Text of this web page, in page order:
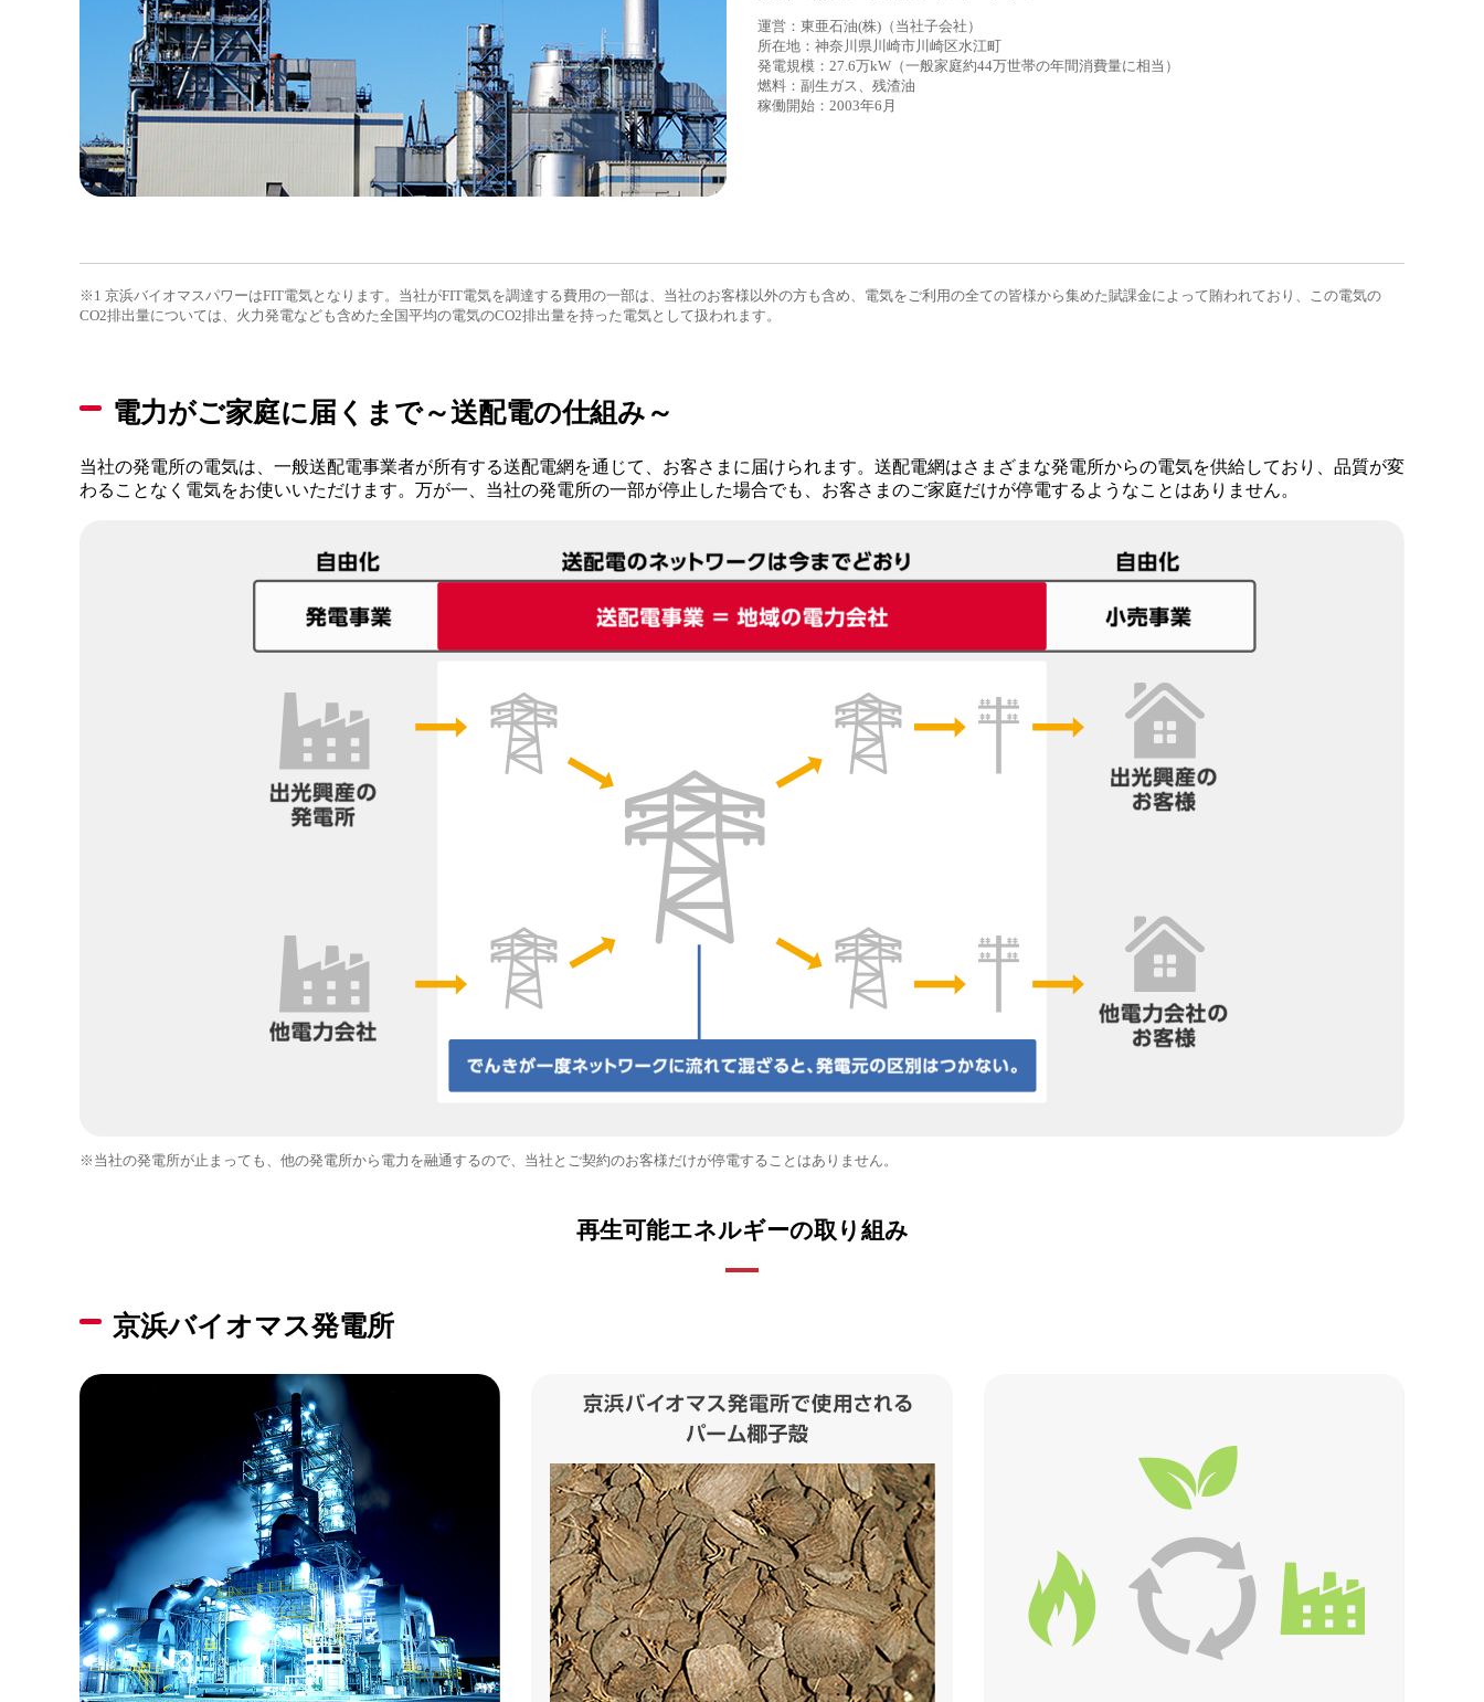
運営：東亜石油(株)（当社子会社）
所在地：神奈川県川崎市川崎区水江町
発電規模：27.6万kW（一般家庭約44万世帯の年間消費量に相当）
燃料：副生ガス、残渣油
稼働開始：2003年6月
※1 京浜バイオマスパワーはFIT電気となります。当社がFIT電気を調達する費用の一部は、当社のお客様以外の方も含め、電気をご利用の全ての皆様から集めた賦課金によって賄われており、この電気の
CO2排出量については、火力発電なども含めた全国平均の電気のCO2排出量を持った電気として扱われます。​
電力がご家庭に届くまで～送配電の仕組み～
当社の発電所の電気は、一般送配電事業者が所有する送配電網を通じて、お客さまに届けられます。送配電網はさまざまな発電所からの電気を供給しており、品質が変
わることなく電気をお使いいただけます。万が一、当社の発電所の一部が停止した場合でも、お客さまのご家庭だけが停電するようなことはありません。
※当社の発電所が止まっても、他の発電所から電力を融通するので、当社とご契約のお客様だけが停電することはありません。
再生可能エネルギーの取り組み
京浜バイオマス発電所